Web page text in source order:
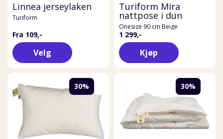
Linnea jerseylaken
Turiform
Fra 109,-
Velg
Turiform Mira
nattpose i dun
Onesize 90 cm Beige
1 299,-
Kjøp
30% 30%